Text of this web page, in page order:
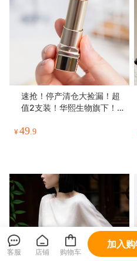
速抢！停产清仓大捡漏！超
值2支装！华熙生物旗下！
滋润 修护 提气色3.5g/支
¥49.9
客服 店铺 购物车
加入